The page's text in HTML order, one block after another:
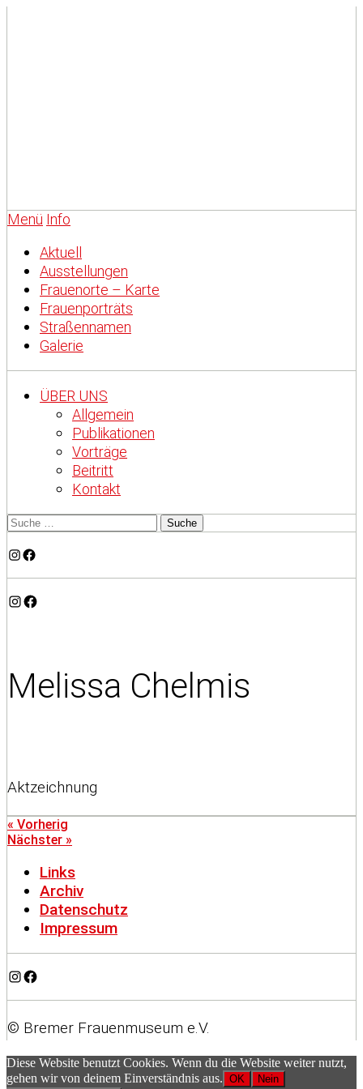
Menü Info
Aktuell
Ausstellungen
Frauenorte – Karte
Frauenporträts
Straßennamen
Galerie
ÜBER UNS
Allgemein
Publikationen
Vorträge
Beitritt
Kontakt
Instagram
Facebook
Instagram
Facebook
Melissa Chelmis
Aktzeichnung
« Vorherig
Nächster »
Links
Archiv
Datenschutz
Impressum
Instagram
Facebook
© Bremer Frauenmuseum e.V.
Diese Website benutzt Cookies. Wenn du die Website weiter nutzt,
gehen wir von deinem Einverständnis aus. OK Nein